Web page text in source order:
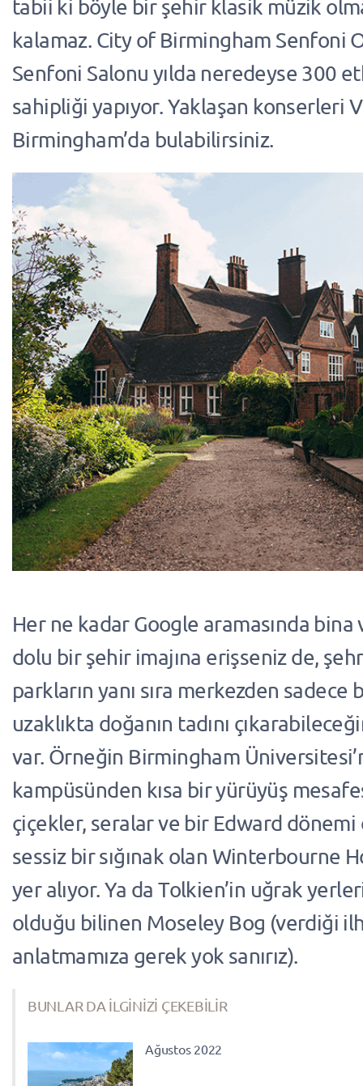
tabii ki böyle bir şehir klasik müzik
kalamaz. City of Birmingham Senfoni
Senfoni Salonu yılda neredeyse 300
sahipliği yapıyor. Yaklaşan konserleri
Birmingham’da bulabilirsiniz.
Her ne kadar Google aramasında bina
dolu bir şehir imajına erişseniz de,
parkların yanı sıra merkezden sadece
uzaklıkta doğanın tadını
var. Örneğin Birmingham
kampüsünden kısa bir yürüyüş
çiçekler, seralar ve bir Edward
sessiz bir sığınak olan Winterbourne
yer alıyor. Ya da Tolkien’in uğrak
olduğu bilinen Moseley Bog (verdiği
anlatmamıza gerek yok sanırız).
BUNLAR DA İLGİNİZİ ÇEKEBİLİR
Ağustos 2022